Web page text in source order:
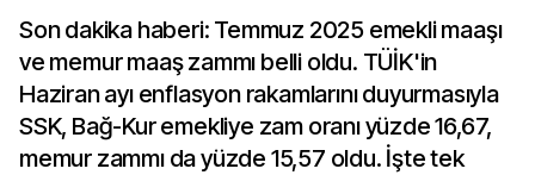
Son dakika haberi: Temmuz 2025 emekli maaşı
ve memur maaş zammı belli oldu. TÜİK'in
Haziran ayı enflasyon rakamlarını duyurmasıyla
SSK, Bağ-Kur emekliye zam oranı yüzde 16,67,
memur zammı da yüzde 15,57 oldu. İşte tek